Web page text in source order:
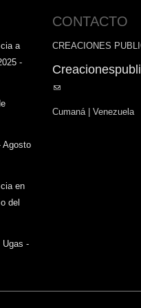
a
-
Agosto
en
del
Ugas -
CONTACTO
CREACIONES
(link
Cumaná | Venezuela